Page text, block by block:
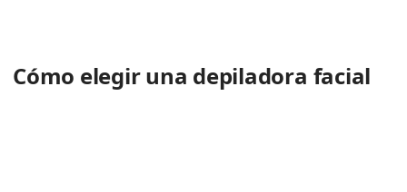
Cómo elegir una depiladora facial